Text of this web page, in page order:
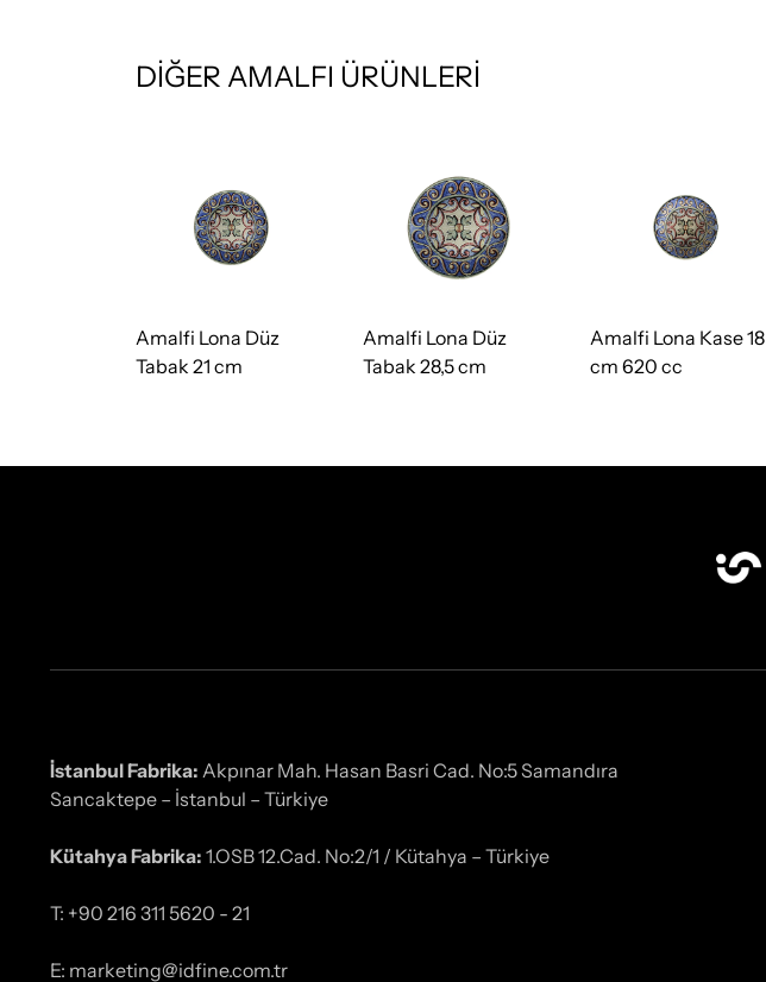
DİĞER AMALFI ÜRÜNLERİ
Amalfi Lona Düz
Tabak 21 cm
Amalfi Lona Düz
Tabak 28,5 cm
Amalfi Lona Kase 18
cm 620 cc
İstanbul Fabrika: Akpınar Mah. Hasan Basri Cad. No:5 Samandıra
Sancaktepe – İstanbul – Türkiye
Kütahya Fabrika: 1.OSB 12.Cad. No:2/1 / Kütahya – Türkiye
T: +90 216 311 5620 - 21
E: marketing@idfine.com.tr